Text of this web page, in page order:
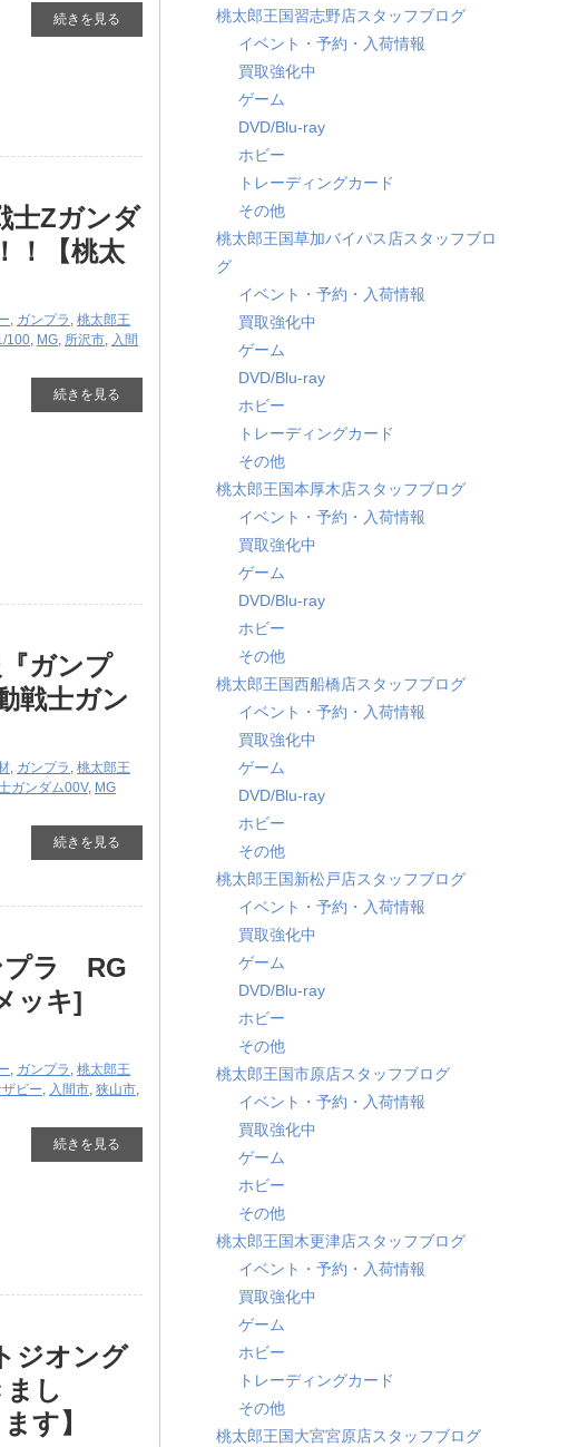
続きを見る
士Zガンダ
！【桃太
, ガンプラ , 桃太郎王
100, MG, 所沢市, 入間
続きを見る
ガンプ
戦士ガン
, ガンプラ , 桃太郎王
ガンダム00V, MG
続きを見る
プラ RG
ッキ]
, ガンプラ , 桃太郎王
ビー, 入間市, 狭山市,
続きを見る
ジオング
し
す】
桃太郎王国習志野店スタッフブログ
イベント・予約・入荷情報
買取強化中
ゲーム
DVD/Blu-ray
ホビー
トレーディングカード
その他
桃太郎王国草加バイパス店スタッフブロ
グ
イベント・予約・入荷情報
買取強化中
ゲーム
DVD/Blu-ray
ホビー
トレーディングカード
その他
桃太郎王国本厚木店スタッフブログ
イベント・予約・入荷情報
買取強化中
ゲーム
DVD/Blu-ray
ホビー
その他
桃太郎王国西船橋店スタッフブログ
イベント・予約・入荷情報
買取強化中
ゲーム
DVD/Blu-ray
ホビー
その他
桃太郎王国新松戸店スタッフブログ
イベント・予約・入荷情報
買取強化中
ゲーム
DVD/Blu-ray
ホビー
その他
桃太郎王国市原店スタッフブログ
イベント・予約・入荷情報
買取強化中
ゲーム
ホビー
その他
桃太郎王国木更津店スタッフブログ
イベント・予約・入荷情報
買取強化中
ゲーム
ホビー
トレーディングカード
その他
桃太郎王国大宮宮原店スタッフブログ